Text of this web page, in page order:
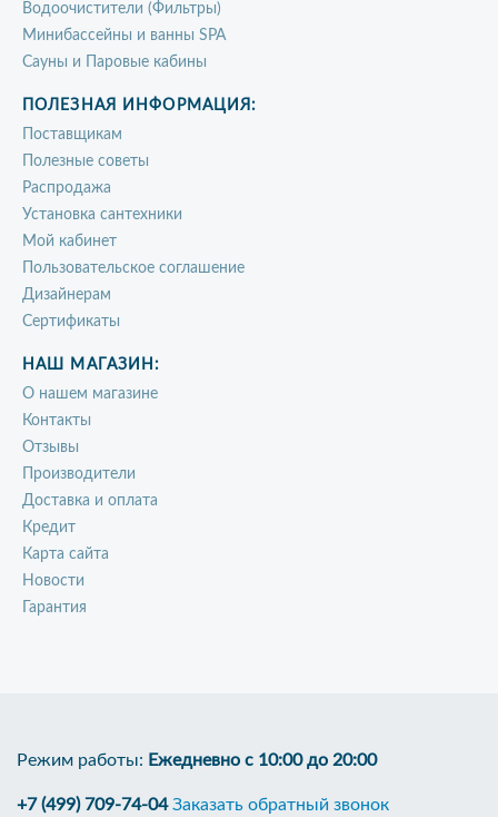
Водоочистители (Фильтры)
Минибассейны и ванны SPA
Сауны и Паровые кабины
ПОЛЕЗНАЯ ИНФОРМАЦИЯ:
Поставщикам
Полезные советы
Распродажа
Установка сантехники
Мой кабинет
Пользовательское соглашение
Дизайнерам
Сертификаты
НАШ МАГАЗИН:
О нашем магазине
Контакты
Отзывы
Производители
Доставка и оплата
Кредит
Карта сайта
Новости
Гарантия
Режим работы: Ежедневно с 10:00 до 20:00
+7 (499) 709-74-04 Заказать обратный звонок